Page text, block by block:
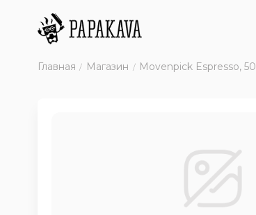
Главная Магазин Movenpick Espresso,